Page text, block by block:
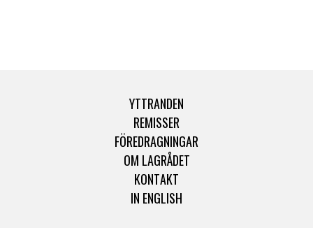
YTTRANDEN
REMISSER
FÖREDRAGNINGAR
OM LAGRÅDET
KONTAKT
IN ENGLISH